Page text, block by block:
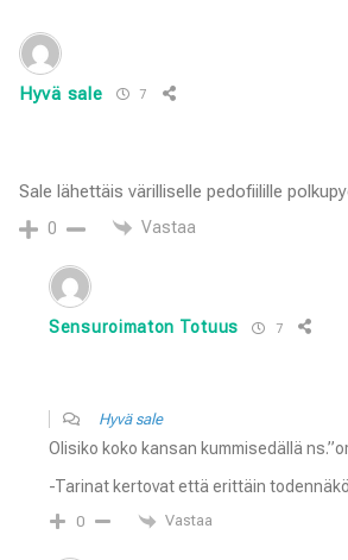
Hyvä sale 7
Sale lähettäis värilliselle pedofiilille
0 Vastaa
Sensuroimaton Totuus 7
Hyvä sale
Olisiko koko kansan kummisedällä
-Tarinat kertovat että erittäin
0 Vastaa